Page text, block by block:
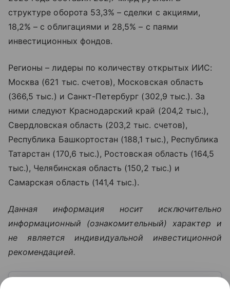
структуре оборота 53,3% – сделки с акциями,
18,2% – с облигациями и 28,5% – с паями
инвестиционных фондов.
Регионы – лидеры по количеству открытых ИИС:
Москва (621 тыс. счетов), Московская область
(366,5 тыс.) и Санкт-Петербург (302,9 тыс.). За
ними следуют Краснодарский край (204,2 тыс.),
Свердловская область (203,2 тыс. счетов),
Республика Башкортостан (188,1 тыс.), Республика
Татарстан (170,6 тыс.), Ростовская область (164,5
тыс.), Челябинская область (150,2 тыс.) и
Самарская область (141,4 тыс.).
Данная информация носит исключительно
информационный (ознакомительный) характер и
не является индивидуальной инвестиционной
рекомендацией.